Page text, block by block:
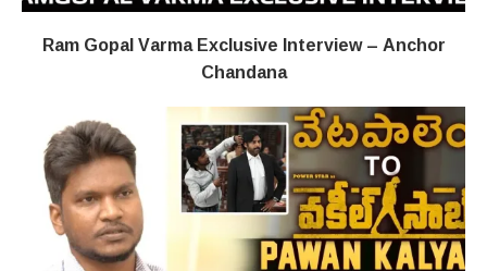
Ram Gopal Varma Exclusive Interview – Anchor
Chandana